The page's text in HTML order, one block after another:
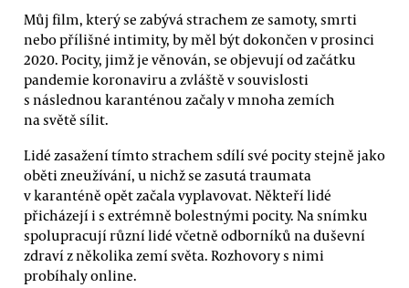
Můj film, který se zabývá strachem ze samoty, smrti
nebo přílišné intimity, by měl být dokončen v prosinci
2020. Pocity, jimž je věnován, se objevují od začátku
pandemie koronaviru a zvláště v souvislosti
s následnou karanténou začaly v mnoha zemích
na světě sílit.
Lidé zasažení tímto strachem sdílí své pocity stejně jako
oběti zneužívání, u nichž se zasutá traumata
v karanténě opět začala vyplavovat. Někteří lidé
přicházejí i s extrémně bolestnými pocity. Na snímku
spolupracují různí lidé včetně odborníků na duševní
zdraví z několika zemí světa. Rozhovory s nimi
probíhaly online.